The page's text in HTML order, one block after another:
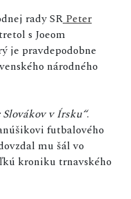
rady SR Peter
s Joeom
je pravdepodobne
národného
Slovákov v Írsku“.
futbalového
mu šál vo
kroniku trnavského